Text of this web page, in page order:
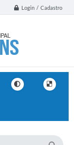
Login / Cadastro